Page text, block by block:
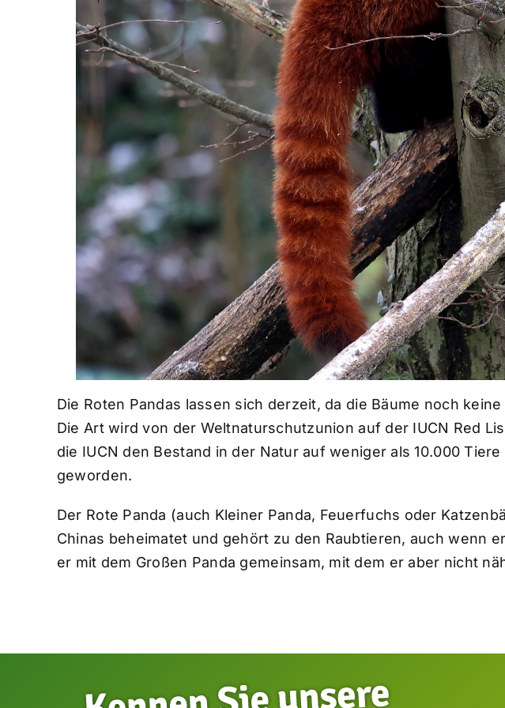
Die Roten Pandas lassen sich derzeit, da die Bäume noch
Die Art wird von der Weltnaturschutzunion auf der IUCN Red
die IUCN den Bestand in der Natur auf weniger als 10.000
geworden.
Der Rote Panda (auch Kleiner Panda, Feuerfuchs oder
Chinas beheimatet und gehört zu den Raubtieren, auch wenn
er mit dem Großen Panda gemeinsam, mit dem er aber nicht